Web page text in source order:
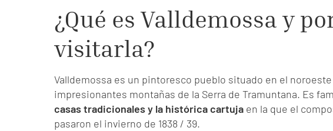
¿Qué es Valldemossa y
visitarla?
Valldemossa es un pintoresco pueblo situado en el
impresionantes montañas de la Serra de Tramuntana. Es
casas tradicionales y la histórica cartuja en la que el
pasaron el invierno de 1838 / 39.